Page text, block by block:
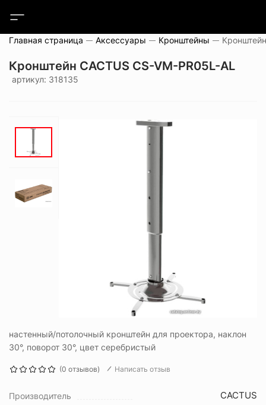
Главная страница Аксессуары Кронштейны
Кронштейн CACTUS CS-VM-PR05L-AL
артикул: 318135
настенный/потолочный кронштейн для проектора, наклон
30°, поворот 30°, цвет серебристый
(0 отзывов) Написать отзыв
Производитель CACTUS